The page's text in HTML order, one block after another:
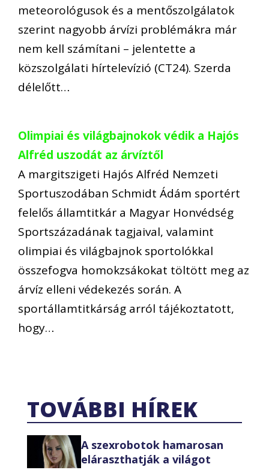
meteorológusok és a mentőszolgálatok
szerint nagyobb árvízi problémákra már
nem kell számítani – jelentette a
közszolgálati hírtelevízió (CT24). Szerda
délelőtt…
Olimpiai és világbajnokok védik a Hajós
Alfréd uszodát az árvíztől
A margitszigeti Hajós Alfréd Nemzeti
Sportuszodában Schmidt Ádám sportért
felelős államtitkár a Magyar Honvédség
Sportszázadának tagjaival, valamint
olimpiai és világbajnok sportolókkal
összefogva homokzsákokat töltött meg az
árvíz elleni védekezés során. A
sportállamtitkárság arról tájékoztatott,
hogy…
TOVÁBBI HÍREK
A szexrobotok hamarosan
eláraszthatják a világot